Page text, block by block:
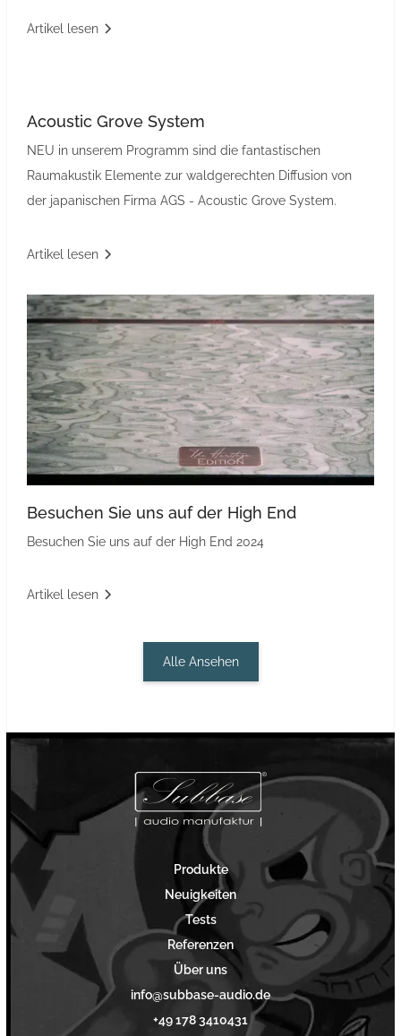
Artikel lesen
Acoustic Grove System
NEU in unserem Programm sind die fantastischen
Raumakustik Elemente zur waldgerechten Diffusion von
der japanischen Firma AGS - Acoustic Grove System.
Artikel lesen
Besuchen Sie uns auf der High End
Besuchen Sie uns auf der High End 2024
Artikel lesen
Alle Ansehen
Produkte
Neuigkeiten
Tests
Referenzen
Über uns
info@subbase-audio.de
+49 178 3410431